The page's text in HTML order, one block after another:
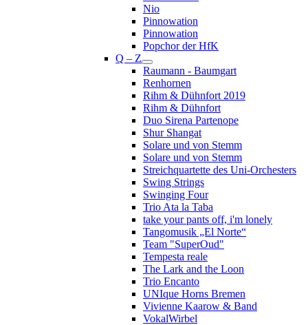
Nio
Pinnowation
Pinnowation
Popchor der HfK
Q – Z
Raumann - Baumgart
Renhornen
Rihm & Dühnfort 2019
Rihm & Dühnfort
Duo Sirena Partenope
Shur Shangat
Solare und von Stemm
Solare und von Stemm
Streichquartette des Uni-Orchesters
Swing Strings
Swinging Four
Trio Ata la Taba
take your pants off, i'm lonely
Tangomusik „El Norte“
Team "SuperOud"
Tempesta reale
The Lark and the Loon
Trio Encanto
UNIque Horns Bremen
Vivienne Kaarow & Band
VokalWirbel